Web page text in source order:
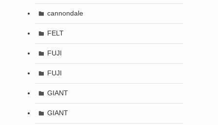
cannondale
FELT
FUJI
FUJI
GIANT
GIANT